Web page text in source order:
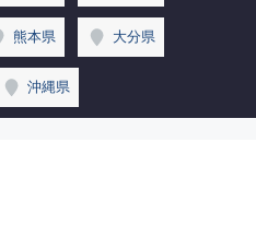
熊本県 大分県
沖縄県